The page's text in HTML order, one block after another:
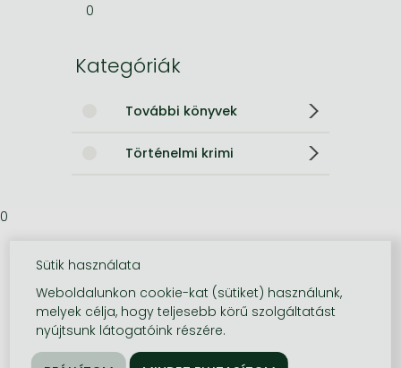
0
Kategóriák
További könyvek
Történelmi krimi
0
Sütik használata
Weboldalunkon cookie-kat (sütiket) használunk,
melyek célja, hogy teljesebb körű szolgáltatást
nyújtsunk látogatóink részére.